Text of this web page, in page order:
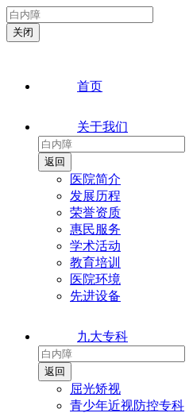
首页
关于我们
医院简介
发展历程
荣誉资质
惠民服务
学术活动
教育培训
医院环境
先进设备
九大专科
屈光矫视
青少年近视防控专科